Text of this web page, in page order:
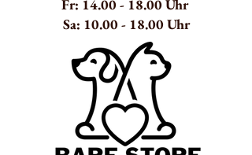
Fr: 14.00 - 18.00 Uhr
Sa: 10.00 - 18.00Uhr